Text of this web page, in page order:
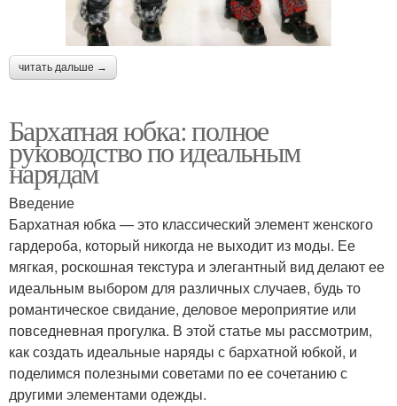
читать дальше →
Бархатная юбка: полное
руководство по идеальным
нарядам
Введение
Бархатная юбка — это классический элемент женского
гардероба, который никогда не выходит из моды. Ее
мягкая, роскошная текстура и элегантный вид делают ее
идеальным выбором для различных случаев, будь то
романтическое свидание, деловое мероприятие или
повседневная прогулка. В этой статье мы рассмотрим,
как создать идеальные наряды с бархатной юбкой, и
поделимся полезными советами по ее сочетанию с
другими элементами одежды.